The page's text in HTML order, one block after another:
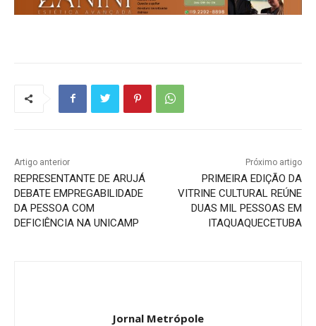
Artigo anterior
REPRESENTANTE DE ARUJÁ
DEBATE EMPREGABILIDADE
DA PESSOA COM
DEFICIÊNCIA NA UNICAMP
Próximo artigo
PRIMEIRA EDIÇÃO DA
VITRINE CULTURAL REÚNE
DUAS MIL PESSOAS EM
ITAQUAQUECETUBA
Jornal Metrópole